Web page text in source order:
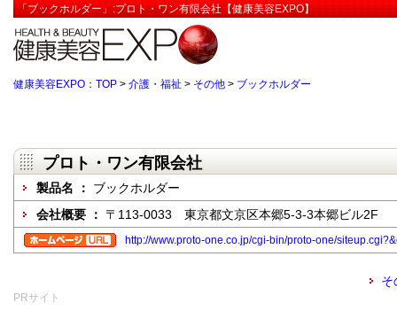
「ブックホルダー」:プロト・ワン有限会社【健康美容EXPO】
健康美容EXPO：TOP > 介護・福祉 > その他 > ブックホルダー
プロト・ワン有限会社
製品名 ： ブックホルダー
会社概要 ： 〒113-0033 東京都文京区本郷5-3-3本郷ビル2F
http://www.proto-one.co.jp/cgi-bin/proto-one/
そ
PRサイト